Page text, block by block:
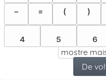
⁻
⁼ ⁽ ⁾
₄
₅ ₆
mostre
De